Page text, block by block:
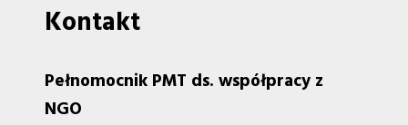
Kontakt
Pełnomocnik PMT ds. współpracy z
NGO